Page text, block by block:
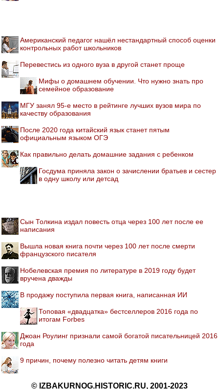
Американский педагог нашёл нестандартный способ оценки
контрольных работ школьников
Перевестись из одного вуза в другой станет проще
Мифы о домашнем обучении. Что нужно знать про
семейное образование
МГУ занял 95-е место в рейтинге лучших вузов мира по
качеству образования
После 2020 года китайский язык станет пятым
официальным языком ОГЭ
Как правильно делать домашние задания с ребенком
Госдума приняла закон о зачислении братьев и сестер
в одну школу или детсад
Сын Толкина издал повесть отца через 100 лет после ее
написания
Вышла новая книга почти через 100 лет после смерти
французского писателя
Нобелевская премия по литературе в 2019 году будет
вручена дважды
В продажу поступила первая книга, написанная ИИ
Топовая «двадцатка» бестселлеров 2016 года по
итогам Forbes
Джоан Роулинг признали самой богатой писательницей 2016
года
9 причин, почему полезно читать детям книги
© IZBAKURNOG.HISTORIC.RU, 2001-2023